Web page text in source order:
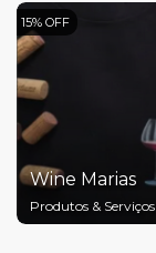
15% OFF
Wine Marias
Produtos & Serviços